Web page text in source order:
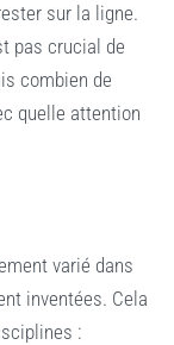
sur la ligne.
pas crucial de
combien de
quelle attention
varié dans
inventées. Cela
: